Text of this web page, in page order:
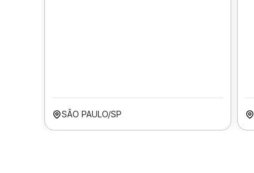
SÃO PAULO/SP